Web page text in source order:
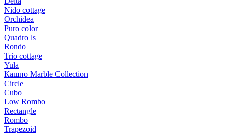
Nido cottage
Orchidea
Puro color
Quadro ls
Rondo
Trio cottage
Yula
Кашпо Marble Collection
Circle
Cubo
Low Rombo
Rectangle
Rombo
Trapezoid